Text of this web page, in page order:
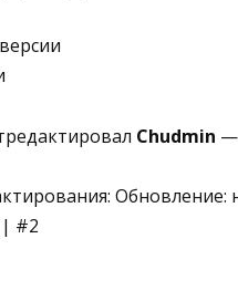
Chudmin —
Обновление:
| #2